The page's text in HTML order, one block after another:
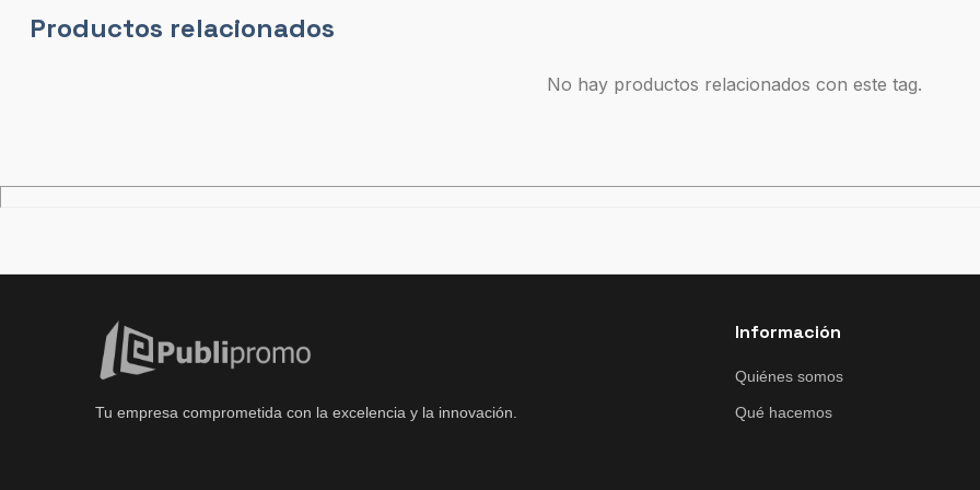
Productos relacionados
No hay productos relacionados con este tag.
Tu empresa comprometida con la excelencia y la innovación.
Información
Quiénes somos
Qué hacemos